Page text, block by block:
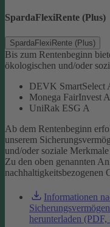
SpardaFlexiRente (Plus)
SpardaFlexiRente (Plus)
Bis zum Rentenbeginn
ökologischen und/oder
DEVK SmartSelect
Monega FairInvest
UniRak ESG A
Ab dem Rentenbeginn
unserem
und/oder soziale
Zu den oben genannten
nachhaltigkeitsbezogenen
Informationen
herunterladen